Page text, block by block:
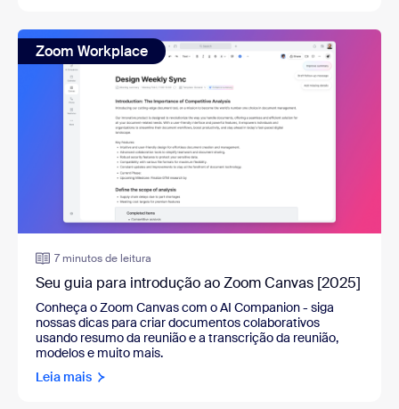
Zoom Workplace
7 minutos de leitura
Seu guia para introdução ao Zoom Canvas [2025]
Conheça o Zoom Canvas com o AI Companion- siga
nossas dicas para criar documentos colaborativos
usando resumo da reunião e a transcrição da reunião,
modelos e muito mais.
Leia mais